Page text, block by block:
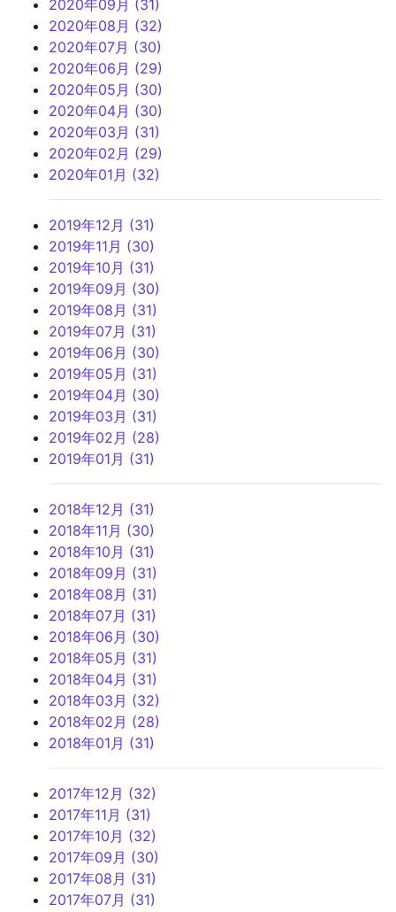
2020年09月 (31)
2020年08月 (32)
2020年07月 (30)
2020年06月 (29)
2020年05月 (30)
2020年04月 (30)
2020年03月 (31)
2020年02月 (29)
2020年01月 (32)
2019年12月 (31)
2019年11月 (30)
2019年10月 (31)
2019年09月 (30)
2019年08月 (31)
2019年07月 (31)
2019年06月 (30)
2019年05月 (31)
2019年04月 (30)
2019年03月 (31)
2019年02月 (28)
2019年01月 (31)
2018年12月 (31)
2018年11月 (30)
2018年10月 (31)
2018年09月 (31)
2018年08月 (31)
2018年07月 (31)
2018年06月 (30)
2018年05月 (31)
2018年04月 (31)
2018年03月 (32)
2018年02月 (28)
2018年01月 (31)
2017年12月 (32)
2017年11月 (31)
2017年10月 (32)
2017年09月 (30)
2017年08月 (31)
2017年07月 (31)